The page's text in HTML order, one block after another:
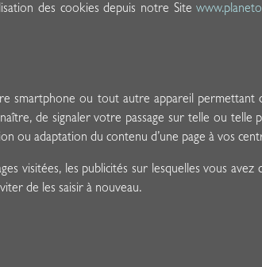
des cookies depuis notre Site
smartphone ou tout autre appareil permettant
de signaler votre passage sur telle ou telle
ou adaptation du contenu d’une page à vos
visitées, les publicités sur lesquelles vous avez
de les saisir à nouveau.